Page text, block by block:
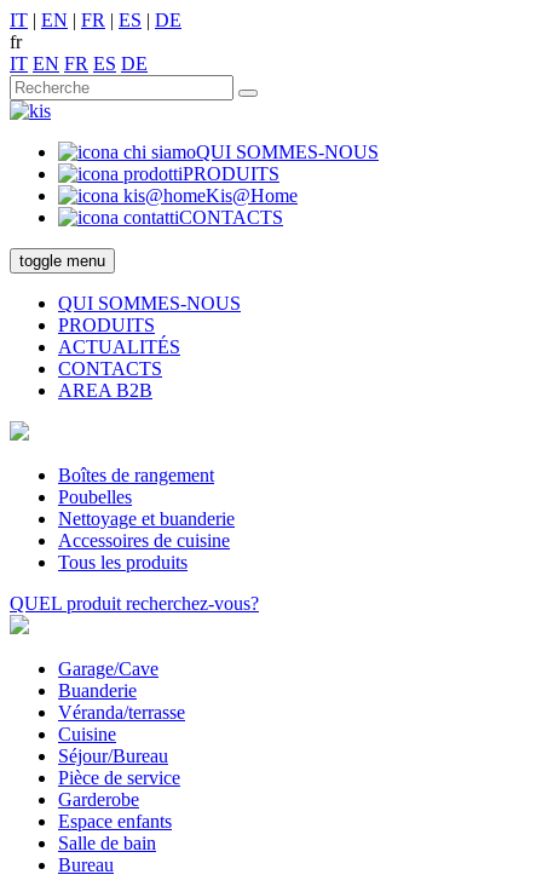
IT | EN | FR | ES | DE
fr
IT EN FR ES DE
QUI SOMMES-NOUS
PRODUITS
Kis@Home
CONTACTS
toggle menu
QUI SOMMES-NOUS
PRODUITS
ACTUALITÉS
CONTACTS
AREA B2B
Boîtes de rangement
Poubelles
Nettoyage et buanderie
Accessoires de cuisine
Tous les produits
QUEL produit recherchez-vous?
Garage/Cave
Buanderie
Véranda/terrasse
Cuisine
Séjour/Bureau
Pièce de service
Garderobe
Espace enfants
Salle de bain
Bureau